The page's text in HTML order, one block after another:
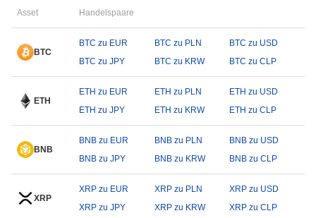
Asset Handelspaare
BTC
BTC zu EUR BTC zu PLN
BTC zu USD
BTC zu JPY
BTC zu KRW BTC zu CLP
ETH
ETH zu EUR ETH zu PLN
ETH zu USD
ETH zu JPY
ETH zu KRW ETH zu CLP
BNB
BNB zu EUR BNB zu PLN
BNB zu USD
BNB zu JPY
BNB zu KRW BNB zu CLP
XRP
XRP zu EUR XRP zu PLN
XRP zu USD
XRP zu JPY
XRP zu KRW XRP zu CLP